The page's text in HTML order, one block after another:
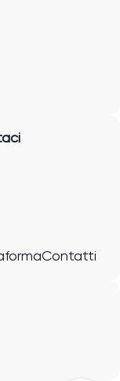
Contatti